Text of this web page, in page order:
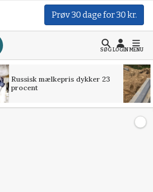
Prøv 30 dage for 30 kr.
SØGLOGINMENU
Russisk mælkepris dykker 23
procent